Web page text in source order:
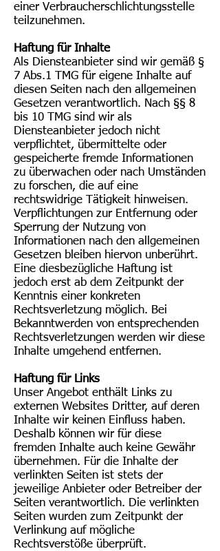
einer Verbraucherschlichtungsstelle
teilzunehmen.
Haftung für Inhalte
Als Diensteanbieter sind wir gemäß §
7 Abs.1 TMG für eigene Inhalte auf
diesen Seiten nach den allgemeinen
Gesetzen verantwortlich. Nach §§ 8
bis 10 TMG sind wir als
Diensteanbieter jedoch nicht
verpflichtet, übermittelte oder
gespeicherte fremde Informationen
zu überwachen oder nach Umständen
zu forschen, die auf eine
rechtswidrige Tätigkeit hinweisen.
Verpflichtungen zur Entfernung oder
Sperrung der Nutzung von
Informationen nach den allgemeinen
Gesetzen bleiben hiervon unberührt.
Eine diesbezügliche Haftung ist
jedoch erst ab dem Zeitpunkt der
Kenntnis einer konkreten
Rechtsverletzung möglich. Bei
Bekanntwerden von entsprechenden
Rechtsverletzungen werden wir diese
Inhalte umgehend entfernen.
Haftung für Links
Unser Angebot enthält Links zu
externen Websites Dritter, auf deren
Inhalte wir keinen Einfluss haben.
Deshalb können wir für diese
fremden Inhalte auch keine Gewähr
übernehmen. Für die Inhalte der
verlinkten Seiten ist stets der
jeweilige Anbieter oder Betreiber der
Seiten verantwortlich. Die verlinkten
Seiten wurden zum Zeitpunkt der
Verlinkung auf mögliche
Rechtsverstöße überprüft.